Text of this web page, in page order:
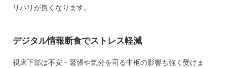
リハリが良くなります。
デジタル情報断食でストレス軽減
視床下部は不安・緊張や気分を司る中枢の影響も強く受けま